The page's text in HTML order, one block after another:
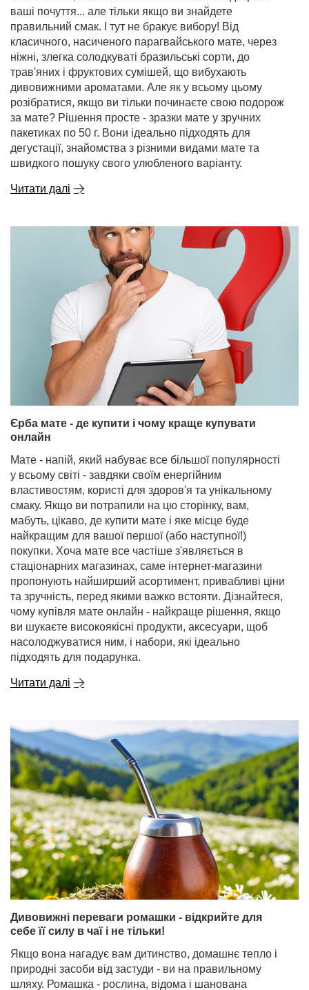
ваші почуття... але тільки якщо ви знайдете
правильний смак. І тут не бракує вибору! Від
класичного, насиченого парагвайського мате, через
ніжні, злегка солодкуваті бразильські сорти, до
трав'яних і фруктових сумішей, що вибухають
дивовижними ароматами. Але як у всьому цьому
розібратися, якщо ви тільки починаєте свою подорож
за мате? Рішення просте - зразки мате у зручних
пакетиках по 50 г. Вони ідеально підходять для
дегустації, знайомства з різними видами мате та
швидкого пошуку свого улюбленого варіанту.
Читати далі
Єрба мате - де купити і чому краще купувати
онлайн
Мате - напій, який набуває все більшої популярності
у всьому світі - завдяки своїм енергійним
властивостям, користі для здоров'я та унікальному
смаку. Якщо ви потрапили на цю сторінку, вам,
мабуть, цікаво, де купити мате і яке місце буде
найкращим для вашої першої (або наступної!)
покупки. Хоча мате все частіше з'являється в
стаціонарних магазинах, саме інтернет-магазини
пропонують найширший асортимент, привабливі ціни
та зручність, перед якими важко встояти. Дізнайтеся,
чому купівля мате онлайн - найкраще рішення, якщо
ви шукаєте високоякісні продукти, аксесуари, щоб
насолоджуватися ним, і набори, які ідеально
підходять для подарунка.
Читати далі
Дивовижні переваги ромашки - відкрийте для
себе її силу в чаї і не тільки!
Якщо вона нагадує вам дитинство, домашнє тепло і
природні засоби від застуди - ви на правильному
шляху. Ромашка - рослина, відома і шанована